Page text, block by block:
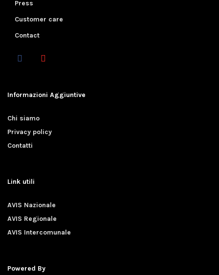
Press
Customer care
Contact
Informazioni Aggiuntive
Chi siamo
Privacy policy
Contatti
Link utili
AVIS Nazionale
AVIS Regionale
AVIS Intercomunale
Powered By